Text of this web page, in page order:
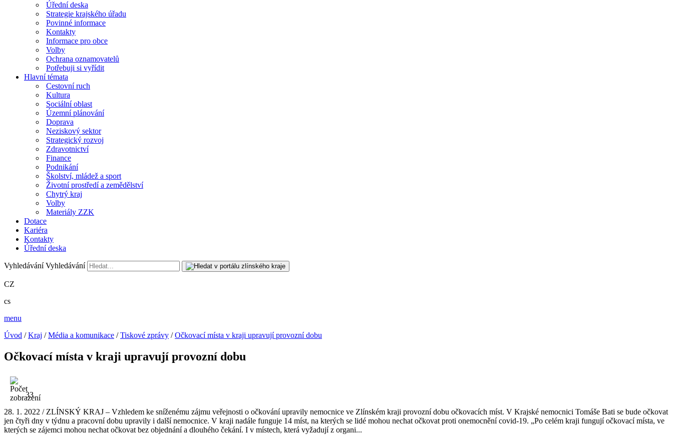
Úřední deska
Strategie krajského úřadu
Povinné informace
Kontakty
Informace pro obce
Volby
Ochrana oznamovatelů
Potřebuji si vyřídit
Hlavní témata
Cestovní ruch
Kultura
Sociální oblast
Územní plánování
Doprava
Neziskový sektor
Strategický rozvoj
Zdravotnictví
Finance
Podnikání
Školství, mládež a sport
Životní prostředí a zemědělství
Chytrý kraj
Volby
Materiály ZZK
Dotace
Kariéra
Kontakty
Úřední deska
Vyhledávání Vyhledávání
CZ
cs
menu
Úvod /Kraj /Média a komunikace /Tiskové zprávy /Očkovací místa v kraji upravují provozní dobu
Očkovací místa v kraji upravují provozní dobu
33
28. 1. 2022 / ZLÍNSKÝ KRAJ – Vzhledem ke sníženému zájmu veřejnosti o očkování upravily nemocnice ve Zlínském kraji provozní dobu očkovacích míst. V Krajské nemocnici Tomáše Bati se bude očkovat
jen čtyři dny v týdnu a pracovní dobu upravily i další nemocnice. V kraji nadále funguje 14 míst, na kterých se lidé mohou nechat očkovat proti onemocnění covid-19. „Po celém kraji fungují očkovací místa, ve
kterých se zájemci mohou nechat očkovat bez objednání a dlouhého čekání. I v místech, která vyžadují z organi...